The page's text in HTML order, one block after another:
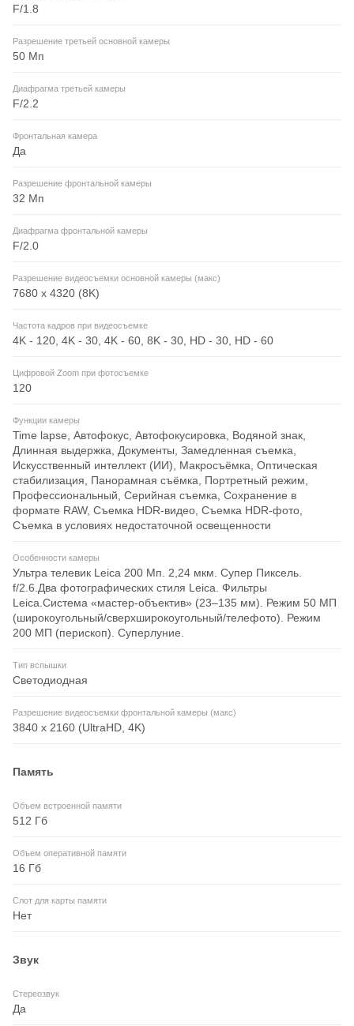
F/1.8
Разрешение третьей основной камеры
50 Мп
Диафрагма третьей камеры
F/2.2
Фронтальная камера
Да
Разрешение фронтальной камеры
32 Мп
Диафрагма фронтальной камеры
F/2.0
Разрешение видеосъемки основной камеры (макс)
7680 x 4320 (8K)
Частота кадров при видеосъемке
4K - 120, 4K - 30, 4K - 60, 8K - 30, HD - 30, HD - 60
Цифровой Zoom при фотосъемке
120
Функции камеры
Time lapse, Автофокус, Автофокусировка, Водяной знак,
Длинная выдержка, Документы, Замедленная съемка,
Искусственный интеллект (ИИ), Макросъёмка, Оптическая
стабилизация, Панорамная съёмка, Портретный режим,
Профессиональный, Серийная съемка, Сохранение в
формате RAW, Съемка HDR-видео, Съемка HDR-фото,
Съемка в условиях недостаточной освещенности
Особенности камеры
Ультра телевик Leica 200 Мп. 2,24 мкм. Супер Пиксель.
f/2.6.Два фотографических стиля Leica. Фильтры
Leica.Система «мастер-объектив» (23–135 мм). Режим 50 МП
(широкоугольный/сверхширокоугольный/телефото). Режим
200 МП (перископ). Суперлуние.
Тип вспышки
Светодиодная
Разрешение видеосъемки фронтальной камеры (макс)
3840 x 2160 (UltraHD, 4K)
Память
Объем встроенной памяти
512 Гб
Объем оперативной памяти
16 Гб
Слот для карты памяти
Нет
Звук
Стереозвук
Да